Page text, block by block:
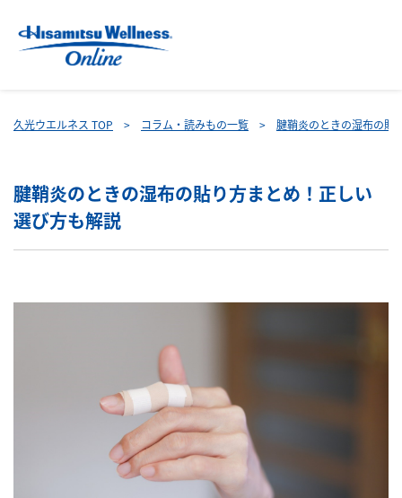
久光ウエルネス TOP コラム・読みもの一覧 腱鞘炎のときの湿布の貼
腱鞘炎のときの湿布の貼り方まとめ！正しい
選び方も解説